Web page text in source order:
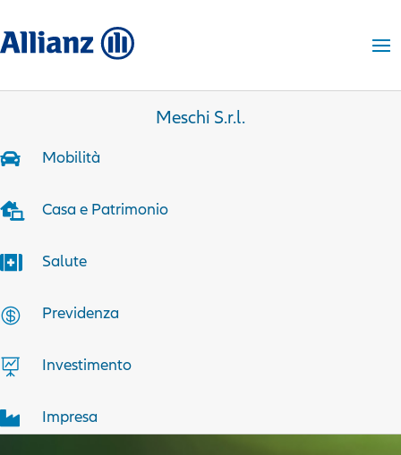
Meschi S.r.l.
 Mobilità
 Casa e Patrimonio
 Salute
 Previdenza
 Investimento
 Impresa